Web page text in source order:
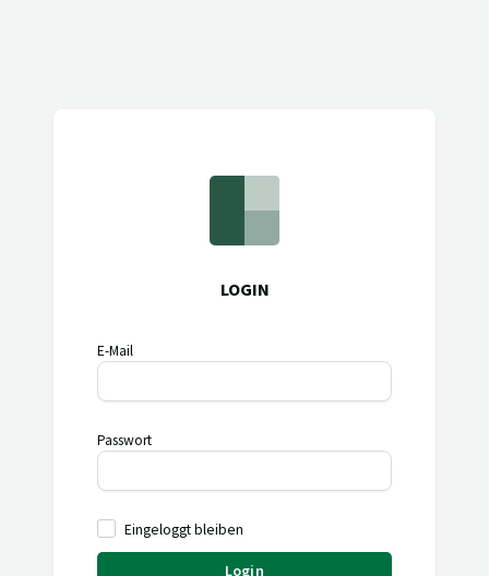
LOGIN
E-Mail
Passwort
Eingeloggt bleiben
Login